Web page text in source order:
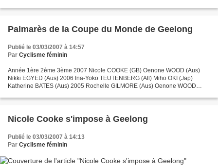
Palmarès de la Coupe du Monde de Geelong
Publié le 03/03/2007 à 14:57
Par Cyclisme féminin
Année 1ère 2ème 3ème 2007 Nicole COOKE (GB) Oenone WOOD (Aus)
Nikki EGYED (Aus) 2006 Ina-Yoko TEUTENBERG (All) Miho OKI (Jap)
Katherine BATES (Aus) 2005 Rochelle GILMORE (Aus) Oenone WOOD
Nicole Cooke s'impose à Geelong
Publié le 03/03/2007 à 14:13
Par Cyclisme féminin